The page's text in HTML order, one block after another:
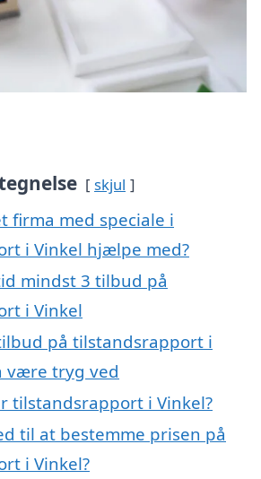
skjul
firma med speciale i
i Vinkel hjælpe med?
mindst 3 tilbud på
i Vinkel
på tilstandsrapport i
være tryg ved
tilstandsrapport i Vinkel?
til at bestemme prisen på
i Vinkel?